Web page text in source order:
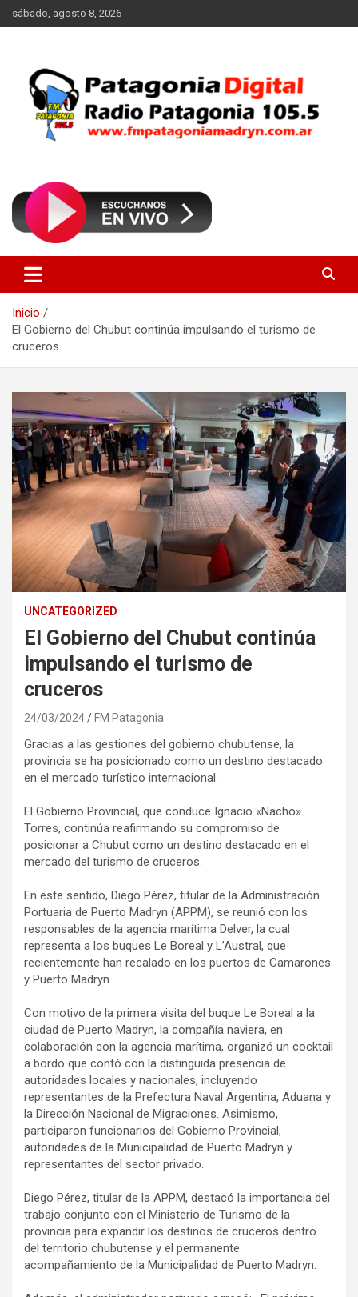
Saltar
al
sábado, agosto 8, 2026
FM Patagonia Madryn
Inicio
El Gobierno del Chubut continúa impulsando el turismo de
cruceros
UNCATEGORIZED
El Gobierno del Chubut continúa
impulsando el turismo de
cruceros
24/03/2024 FM Patagonia
Gracias a las gestiones del gobierno chubutense, la
provincia se ha posicionado como un destino destacado
en el mercado turístico internacional.
El Gobierno Provincial, que conduce Ignacio «Nacho»
Torres, continúa reafirmando su compromiso de
posicionar a Chubut como un destino destacado en el
mercado del turismo de cruceros.
En este sentido, Diego Pérez, titular de la Administración
Portuaria de Puerto Madryn (APPM), se reunió con los
responsables de la agencia marítima Delver, la cual
representa a los buques Le Boreal y L’Austral, que
recientemente han recalado en los puertos de Camarones
y Puerto Madryn.
Con motivo de la primera visita del buque Le Boreal a la
ciudad de Puerto Madryn, la compañía naviera, en
colaboración con la agencia marítima, organizó un cocktail
a bordo que contó con la distinguida presencia de
autoridades locales y nacionales, incluyendo
representantes de la Prefectura Naval Argentina, Aduana y
la Dirección Nacional de Migraciones. Asimismo,
participaron funcionarios del Gobierno Provincial,
autoridades de la Municipalidad de Puerto Madryn y
representantes del sector privado.
Diego Pérez, titular de la APPM, destacó la importancia del
trabajo conjunto con el Ministerio de Turismo de la
provincia para expandir los destinos de cruceros dentro
del territorio chubutense y el permanente
acompañamiento de la Municipalidad de Puerto Madryn.